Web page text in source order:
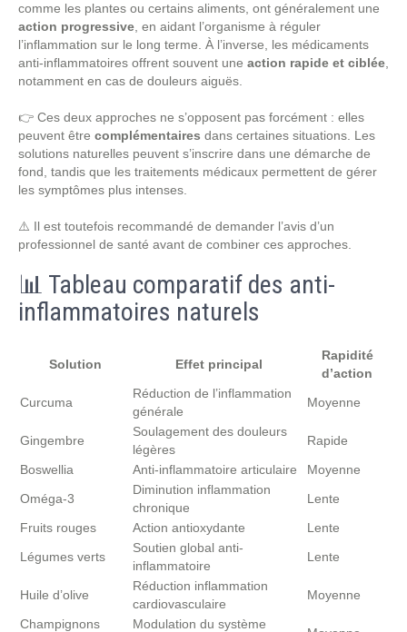
comme les plantes ou certains aliments, ont généralement une
action progressive , en aidant l’organisme à réguler
l’inflammation sur le long terme. À l’inverse, les médicaments
anti-inflammatoires offrent souvent une action rapide et ciblée
notamment en cas de douleurs aiguës.
👉 Ces deux approches ne s’opposent pas forcément : elles
peuvent être complémentaires dans certaines situations. Les
solutions naturelles peuvent s’inscrire dans une démarche de
fond, tandis que les traitements médicaux permettent de gérer
les symptômes plus intenses.
⚠️ Il est toutefois recommandé de demander l’avis d’un
professionnel de santé avant de combiner ces approches.
📊 Tableau comparatif des anti-
inflammatoires naturels
Solution Effet principal
Rapidité
d’action
Curcuma
Réduction de l’inflammation
générale
Moyenne
Gingembre
Soulagement des douleurs
légères
Rapide
Boswellia
Anti-inflammatoire articulaire
Moyenne
Oméga-3
Diminution inflammation
chronique
Lente
Fruits rouges
Action antioxydante
Lente
Légumes verts
Soutien global anti-
inflammatoire
Lente
Huile d’olive
Réduction inflammation
cardiovasculaire
Moyenne
Champignons
Modulation du système